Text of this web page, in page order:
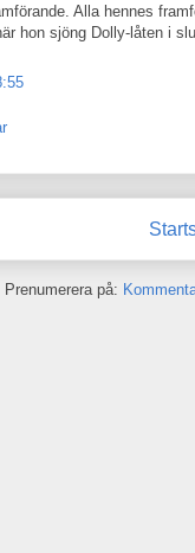
Alla hennes
hon sjöng Dolly-låten i
Prenumerera på: